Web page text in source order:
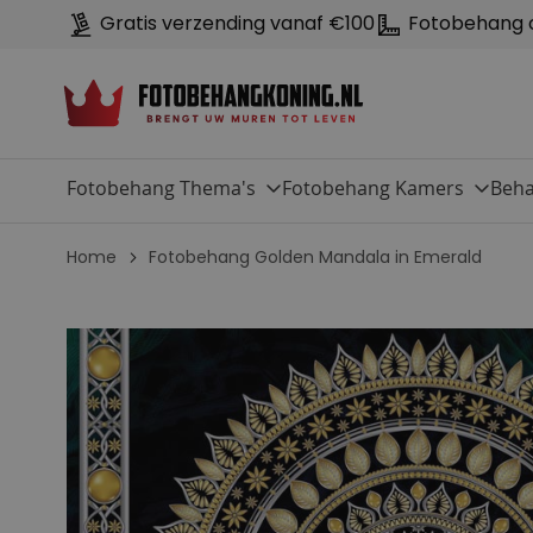
Gratis verzending vanaf €100 Fotobehang
Fotobehang Thema's Fotobehang Kamers
Home Fotobehang Golden Mandala in Emerald